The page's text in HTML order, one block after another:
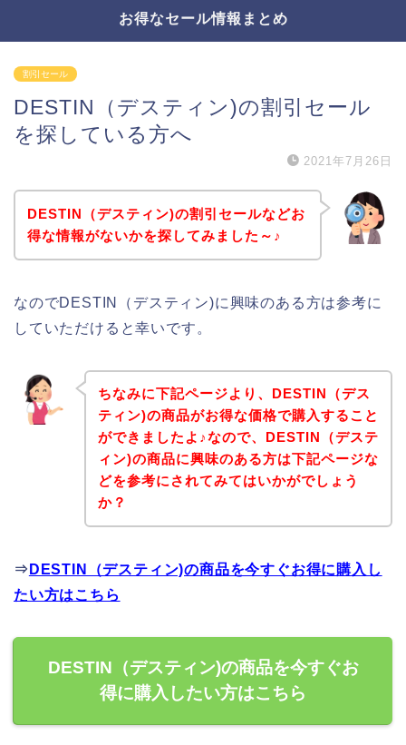
お得なセール情報まとめ
割引セール
DESTIN（デスティン)の割引セール
を探している方へ
2021年7月26日
DESTIN（デスティン)の割引セールなどお
得な情報がないかを探してみました～♪
なのでDESTIN（デスティン)に興味のある方は参考に
していただけると幸いです。
ちなみに下記ページより、DESTIN（デス
ティン)の商品がお得な価格で購入すること
ができましたよ♪なので、DESTIN（デステ
ィン)の商品に興味のある方は下記ページな
どを参考にされてみてはいかがでしょう
か？
⇒ DESTIN（デスティン)の商品を今すぐお得に購入し
たい方はこちら
DESTIN（デスティン)の商品を今すぐお
得に購入したい方はこちら